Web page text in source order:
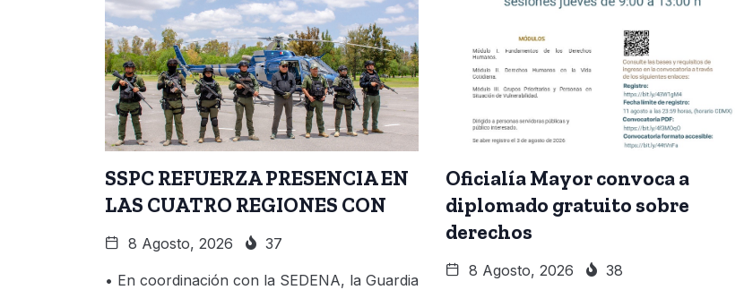
SSPC REFUERZA PRESENCIA EN
LAS CUATRO REGIONES CON
8 Agosto, 2026 37
• En coordinación con la SEDENA, la Guardia
Oficialía Mayor convoca a
diplomado gratuito sobre
derechos
8 Agosto, 2026 38